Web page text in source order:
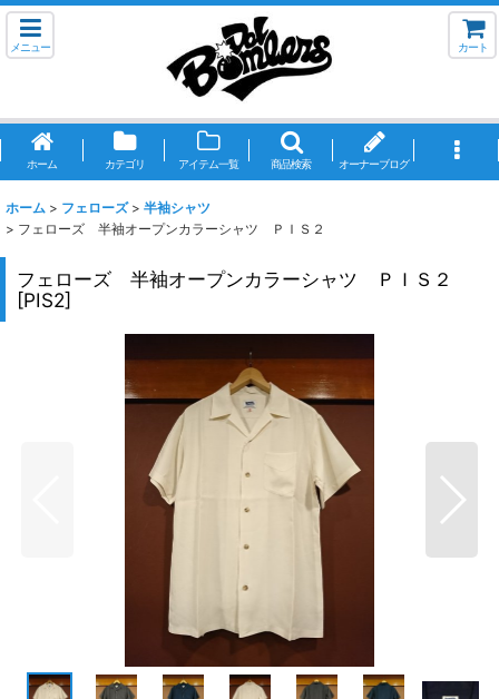
メニュー カート
ホーム カテゴリ アイテム一覧 商品検索 オーナーブログ
ホーム > フェローズ > 半袖シャツ
> フェローズ 半袖オープンカラーシャツ ＰＩＳ２
フェローズ 半袖オープンカラーシャツ ＰＩＳ２
[PIS2]